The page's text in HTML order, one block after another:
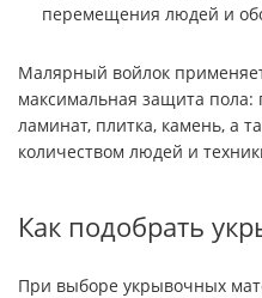
перемещения людей и
Малярный войлок
максимальная защита пола:
ламинат, плитка, камень, а
количеством людей и
Как подобрать
При выборе укрывочных